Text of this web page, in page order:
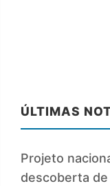
ÚLTIMAS
Projeto
descoberta